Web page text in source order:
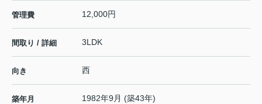
管理費 12,000円
間取り / 詳細 3LDK
向き 西
築年月 1982年9月 (築43年)